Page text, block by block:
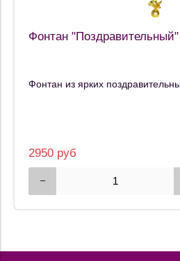
Фонтан
Фонтан из ярких
2950 руб